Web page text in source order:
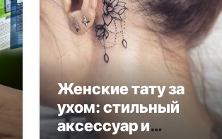
Женские тату за
ухом: стильный
аксессуар и